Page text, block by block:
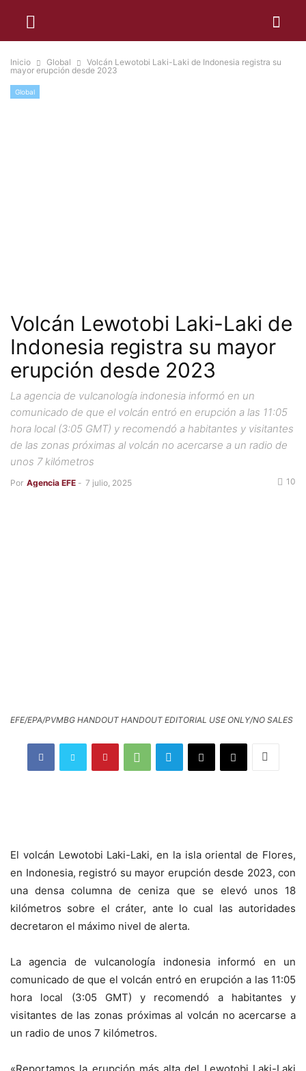
Inicio Global
Volcán Lewotobi Laki-Laki de Indonesia registra su
mayor erupción desde 2023
Global
Volcán Lewotobi Laki-Laki de
Indonesia registra su mayor
erupción desde 2023
La agencia de vulcanología indonesia informó en un
comunicado de que el volcán entró en erupción a las 11:05
hora local (3:05 GMT) y recomendó a habitantes y visitantes
de las zonas próximas al volcán no acercarse a un radio de
unos 7 kilómetros
Por Agencia EFE - 7 julio, 2025 10
EFE/EPA/PVMBG HANDOUT HANDOUT EDITORIAL USE ONLY/NO SALES
El volcán Lewotobi Laki-Laki, en la isla oriental de Flores,
en Indonesia, registró su mayor erupción desde 2023, con
una densa columna de ceniza que se elevó unos 18
kilómetros sobre el cráter, ante lo cual las autoridades
decretaron el máximo nivel de alerta.
La agencia de vulcanología indonesia informó en un
comunicado de que el volcán entró en erupción a las 11:05
hora local (3:05 GMT) y recomendó a habitantes y
visitantes de las zonas próximas al volcán no acercarse a
un radio de unos 7 kilómetros.
«Reportamos la erupción más alta del Lewotobi Laki-Laki